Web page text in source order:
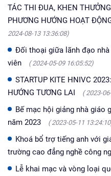
TÁC THI ĐUA, KHEN
PHƯƠNG HƯỚNG HOẠT
2024-08-13 13:36:08)
Đối thoại giữa lãnh đạo
viên
( 2024-05-09 16:05:52)
STARTUP KITE HNIVC
HƯỚNG TƯƠNG LAI
( 2023-
Bế mạc hội giảng nhà giáo
năm 2023
( 2023-05-11
Khoá bổ trợ tiếng anh với
trường cao đẳng nghề công
Lễ khai mạc và vòng loại